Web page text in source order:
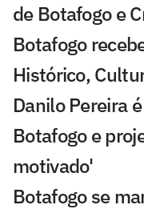
de Botafogo e
Botafogo
Histórico,
Danilo Pereira
Botafogo e
motivado'
Botafogo se